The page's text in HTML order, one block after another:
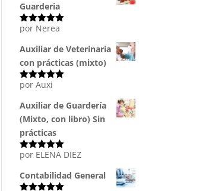
Guarderia
Valorado
por Nerea
Auxiliar de Veterinaria
con prácticas (mixto)
Valorado
por Auxi
Auxiliar de Guardería
(Mixto, con libro) Sin
prácticas
Valorado
por ELENA DIEZ
Contabilidad General